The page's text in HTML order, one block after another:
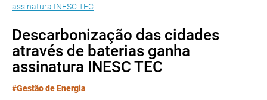
assinatura INESC TEC
Descarbonização das cidades
através de baterias ganha
assinatura INESC TEC
#Gestão de Energia